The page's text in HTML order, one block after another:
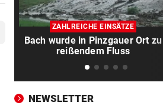
EUROPA-LEAGUE-QUALI vor
Joker Tabakovic führt
Last-Minute-Sieg
Erste Anklage gegen Israeli
Gaza-Krieg
ZAHLREICHE EINSÄTZE
Bach wurde in Pinzgauer Ort zu
reißendem Fluss
NEWSLETTER